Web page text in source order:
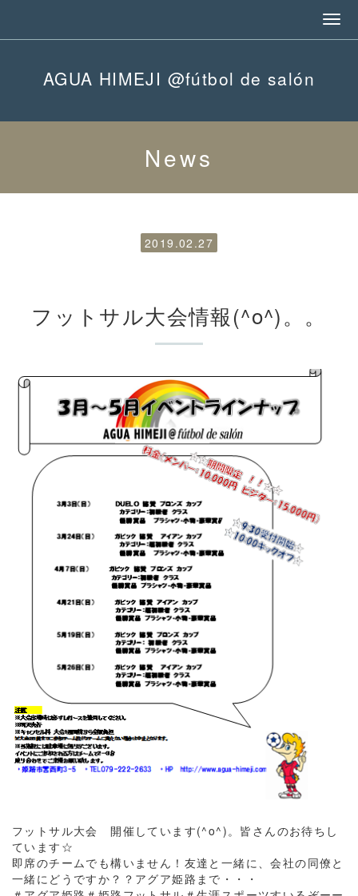
AGUA HIMEJI @fútbol de salón
News
2019.02.27
フットサル大会情報(^o^)。。
フットサル大会 開催しています(^o^)。皆さんのお待ちし
ています☆
即席のチームでも構いません！友達と一緒に、会社の同僚と
一緒にどうですか？？アグア姫路まで・・・